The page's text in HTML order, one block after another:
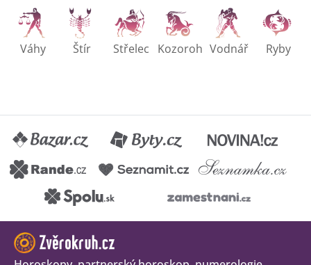
Váhy Štír Střelec Kozoroh Vodnář Ryby